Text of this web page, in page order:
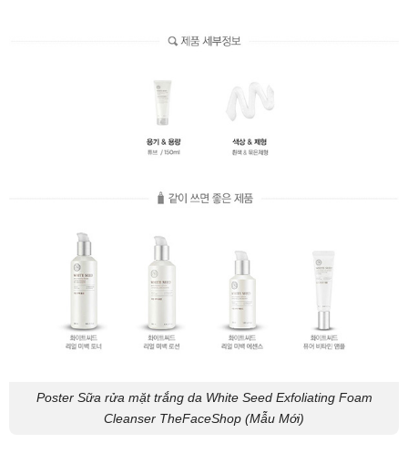
Poster Sữa rửa mặt trắng da White Seed Exfoliating Foam
Cleanser TheFaceShop (Mẫu Mới)